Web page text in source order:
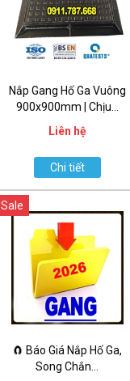
Nắp Gang Hố Ga Vuông
900x900mm | Chịu...
Liên hệ
Chi tiết
Sale
🧲 Báo Giá Nắp Hố Ga,
Song Chắn...